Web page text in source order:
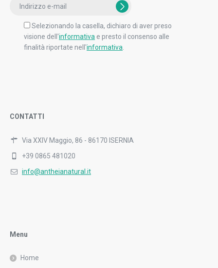
Selezionando la casella, dichiaro di aver preso
visione dell'informativa e presto il consenso alle
finalità riportate nell'informativa.
CONTATTI
Via XXIV Maggio, 86 - 86170 ISERNIA
+39 0865 481020
info@antheianatural.it
Menu
Home